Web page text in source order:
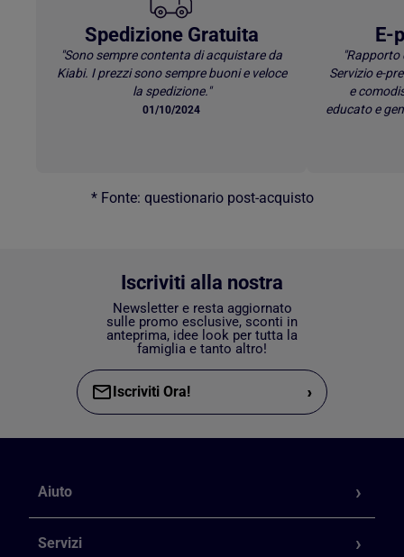
Spedizione Gratuita
"Sono sempre contenta di acquistare da
Kiabi. I prezzi sono sempre buoni e veloce
la spedizione."
01/10/2024
E-
Servizio e-
e
educato e
* Fonte: questionario post-acquisto
Iscriviti alla nostra
Newsletter e resta aggiornato
sulle promo esclusive, sconti in
anteprima, idee look per tutta la
famiglia e tanto altro!
Iscriviti Ora! ›
Aiuto
Servizi